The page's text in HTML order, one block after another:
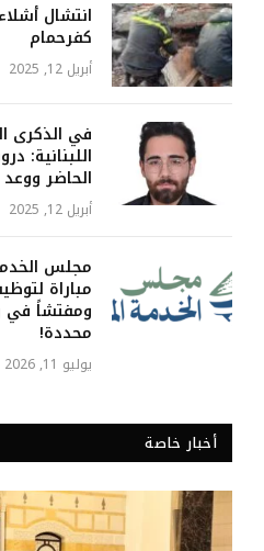
انتشال
كفرحمام
أبريل 12, 2025
اللبنانية:
الحاضر
أبريل 12, 2025
مجلس
ومفتشاً في
محددة!
يوليو 11, 2026
أخبار خاصة